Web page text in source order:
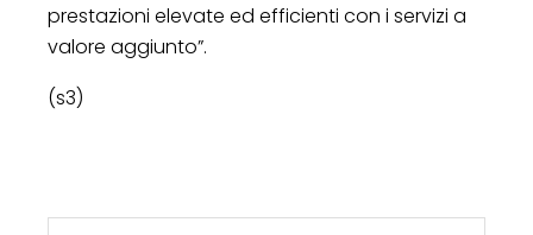
prestazioni elevate ed efficienti con i servizi a
valore aggiunto”.
(s3)